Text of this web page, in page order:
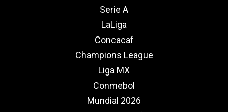
Serie A
LaLiga
Concacaf
Champions League
Liga MX
Conmebol
Mundial 2026